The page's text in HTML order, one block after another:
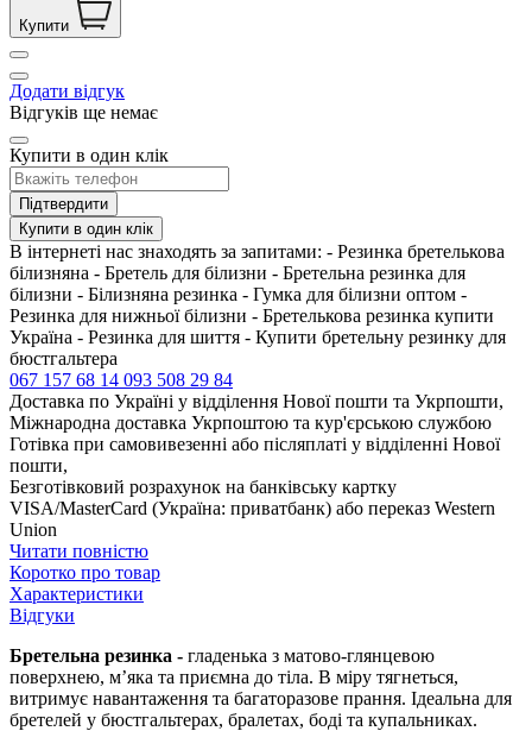
Купити
Додати відгук
Відгуків ще немає
Купити в один клік
Підтвердити
Купити в один клік
В інтернеті нас знаходять за запитами: - Резинка бретелькова
білизняна - Бретель для білизни - Бретельна резинка для
білизни - Білизняна резинка - Гумка для білизни оптом -
Резинка для нижньої білизни - Бретелькова резинка купити
Україна - Резинка для шиття - Купити бретельну резинку для
бюстгальтера
067 157 68 14 093 508 29 84
Доставка по Україні у відділення Нової пошти та Укрпошти,
Міжнародна доставка Укрпоштою та кур'єрською службою
Готівка при самовивезенні або післяплаті у відділенні Нової
пошти,
Безготівковий розрахунок на банківську картку
VISA/MasterCard (Україна: приватбанк) або переказ Western
Union
Читати повністю
Коротко про товар
Характеристики
Відгуки
Бретельна резинка - гладенька з матово-глянцевою
поверхнею, м’яка та приємна до тіла. В міру тягнеться,
витримує навантаження та багаторазове прання. Ідеальна для
бретелей у бюстгальтерах, бралетах, боді та купальниках.